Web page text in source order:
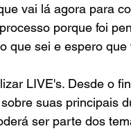
vai lá agora para
porque foi
que sei e espero
LIVE's. Desde o
suas principais
ser parte dos